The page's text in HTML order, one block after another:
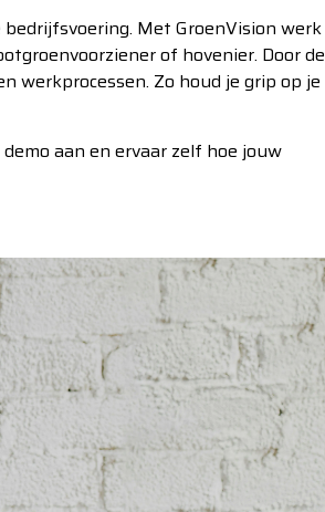
Met GroenVision werk
of hovenier. Door de
werkprocessen. Zo houd je grip op je
aan en ervaar zelf hoe jouw